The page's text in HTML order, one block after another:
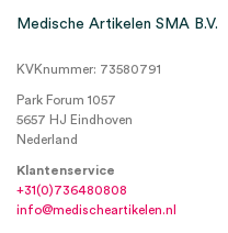
Medische Artikelen SMA B.V.
KVKnummer: 73580791
Park Forum 1057
5657 HJ Eindhoven
Nederland
Klantenservice
+31(0)736480808
info@medischeartikelen.nl